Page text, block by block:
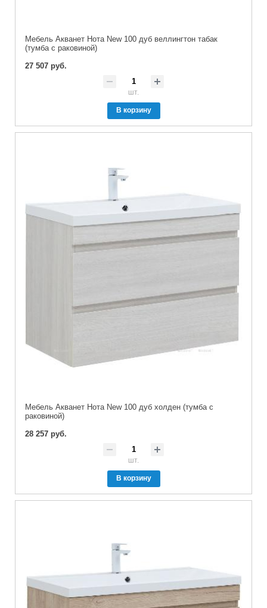
Мебель Акванет Нота New 100 дуб веллингтон табак
(тумба с раковиной)
27 507 руб.
шт.
В корзину
Мебель Акванет Нота New 100 дуб холден (тумба с
раковиной)
28 257 руб.
шт.
В корзину